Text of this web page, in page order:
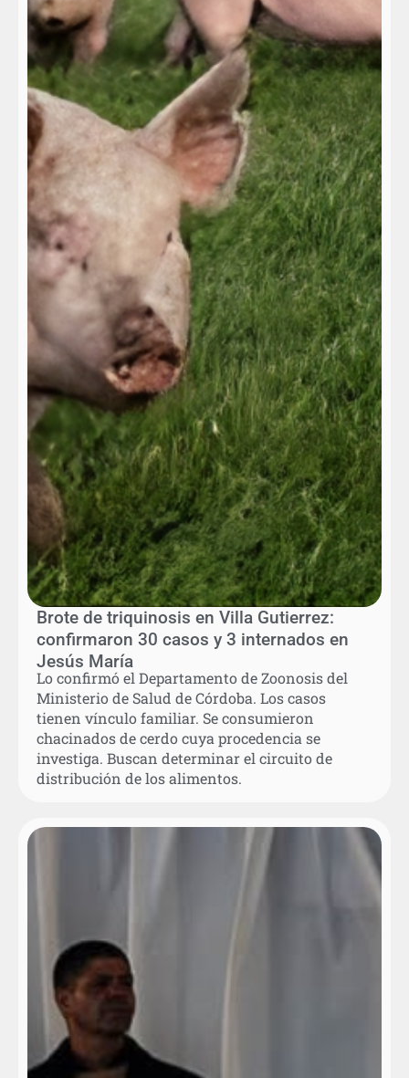
Brote de triquinosis en Villa Gutierrez:
confirmaron 30 casos y 3 internados en
Jesús María
Lo confirmó el Departamento de Zoonosis del
Ministerio de Salud de Córdoba. Los casos
tienen vínculo familiar. Se consumieron
chacinados de cerdo cuya procedencia se
investiga. Buscan determinar el circuito de
distribución de los alimentos.